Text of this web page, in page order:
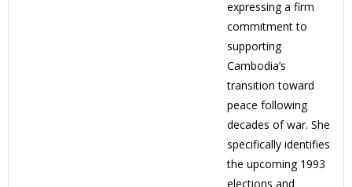
expressing a firm
commitment to
supporting
Cambodia’s
transition toward
peace following
decades of war. She
specifically identifies
the upcoming 1993
elections and